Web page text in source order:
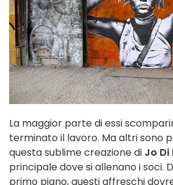
La maggior parte di essi
terminato il lavoro. Ma altri sono
questa sublime creazione di Jo Di
principale dove si allenano i soci.
primo piano, questi affreschi